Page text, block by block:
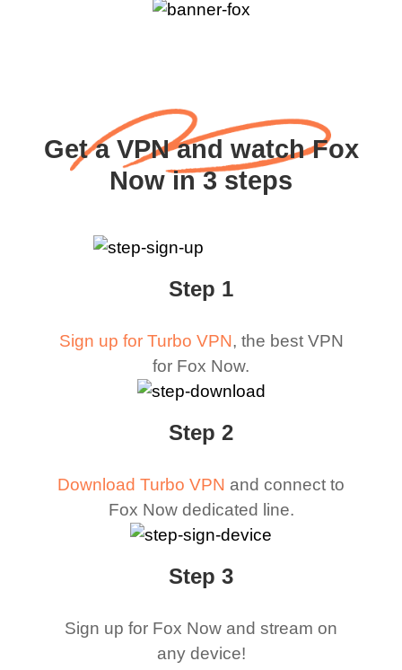
Get a VPN and watch Fox
Now in 3 steps
Step 1
Sign up for Turbo VPN, the best VPN
for Fox Now.
Step 2
Download Turbo VPN and connect to
Fox Now dedicated line.
Step 3
Sign up for Fox Now and stream on
any device!